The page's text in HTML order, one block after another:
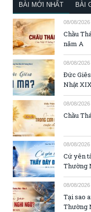
BÀI MỚI NHẤT BÀI
08/08/2026
Chầu
năm A
08/08/2026
Đức
Nhật
08/08/2026
Chầu
08/08/2026
Cứ yên
Thường
08/08/2026
Tại sao
Thường